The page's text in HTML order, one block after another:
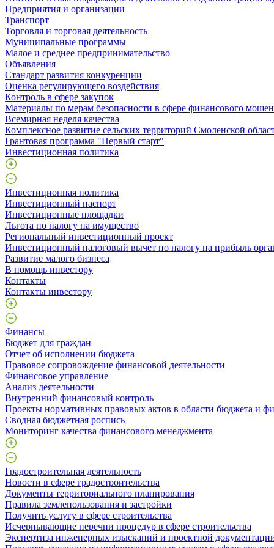
Предприятия и организации
Транспорт
Торговля и торговая деятельность
Муниципальные программы
Малое и среднее предпринимательство
Объявления
Стандарт развития конкуренции
Оценка регулирующего воздействия
Контроль в сфере закупок
Материалы по мерам безопасности в сфере финансового
Всемирная неделя качества
Комплексное развитие сельских территорий Смоленской
Грантовая программа "Первый старт"
Инвестиционная политика
Инвестиционная политика
Инвестиционный паспорт
Инвестиционные площадки
Льгота по налогу на имущество
Региональный инвестиционный проект
Инвестиционный налоговый вычет по налогу на прибыль
Развитие малого бизнеса
В помощь инвестору
Контакты
Контакты инвестору
Финансы
Бюджет для граждан
Отчет об исполнении бюджета
Правовое сопровождение финансовой деятельности
Финансовое управление
Анализ деятельности
Внутренний финансовый контроль
Проекты нормативных правовых актов в области бюджета и
Сводная бюджетная роспись
Мониторинг качества финансового менеджмента
Градостроительная деятельность
Новости в сфере градостроительства
Документы территориального планирования
Правила землепользования и застройки
Получить услугу в сфере строительства
Исчерпывающие перечни процедур в сфере строительства
Экспертиза инженерных изысканий и проектной